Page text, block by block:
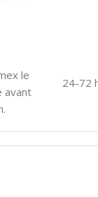
le
avant
24-72